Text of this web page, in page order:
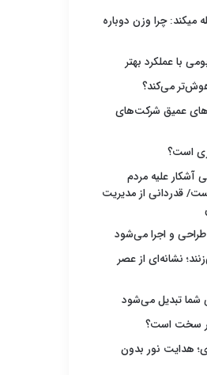
میکند: چرا وزن دوباره
با عملکرد بهتر
می‌کند؟
عمیق شرکت‌های
است؟
آشکار علیه مردم
قدردانی از مدیریت
طراحی و اجرا می‌شود
نشانه‌ای از عصر
شما تبدیل می‌شود
سخت است؟
هدایت نور بدون